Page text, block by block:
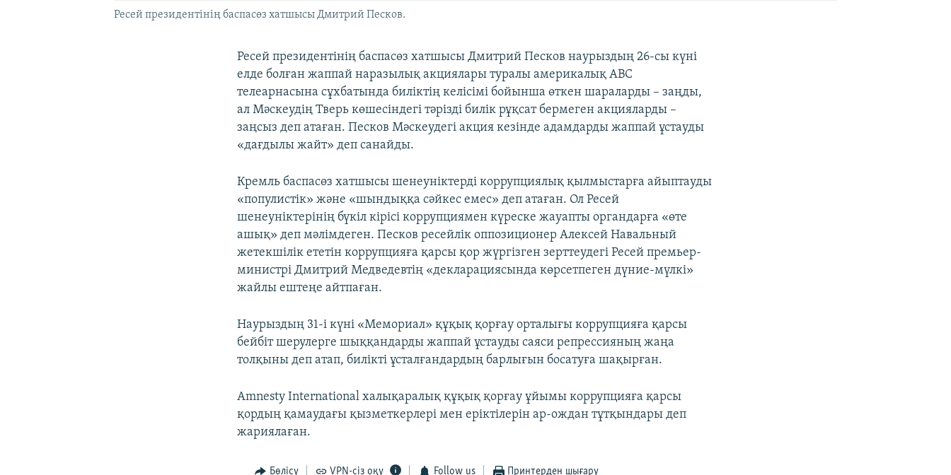
Ресей президентінің баспасөз хатшысы Дмитрий Песков.
Ресей президентінің баспасөз хатшысы Дмитрий Песков наурыздың 26-сы күні
елде болған жаппай наразылық акциялары туралы америкалық АВС
телеарнасына сұхбатында биліктің келісімі бойынша өткен шараларды – заңды,
ал Мәскеудің Тверь көшесіндегі тәрізді билік рұқсат бермеген акцияларды –
заңсыз деп атаған. Песков Мәскеудегі акция кезінде адамдарды жаппай ұстауды
«дағдылы жайт» деп санайды.
Кремль баспасөз хатшысы шенеуніктерді коррупциялық қылмыстарға айыптауды
«популистік» және «шындыққа сәйкес емес» деп атаған. Ол Ресей
шенеуніктерінің бүкіл кірісі коррупциямен күреске жауапты органдарға «өте
ашық» деп мәлімдеген. Песков ресейлік оппозиционер Алексей Навальный
жетекшілік ететін коррупцияға қарсы қор жүргізген зерттеудегі Ресей премьер-
министрі Дмитрий Медведевтің «декларациясында көрсетпеген дүние-мүлкі»
жайлы ештеңе айтпаған.
Наурыздың 31-і күні «Мемориал» құқық қорғау орталығы коррупцияға қарсы
бейбіт шерулерге шыққандарды жаппай ұстауды саяси репрессияның жаңа
толқыны деп атап, билікті ұсталғандардың барлығын босатуға шақырған.
Amnesty International халықаралық құқық қорғау ұйымы коррупцияға қарсы
қордың қамаудағы қызметкерлері мен еріктілерін ар-ождан тұтқындары деп
жариялаған.
Бөлісу VPN-сіз оқу Follow us Принтерден шығару